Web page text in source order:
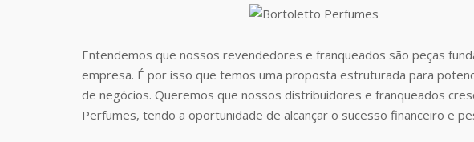
Entendemos que nossos revendedores e franqueados são peças
empresa. É por isso que temos uma proposta estruturada para
de negócios. Queremos que nossos distribuidores e franqueados
Perfumes, tendo a oportunidade de alcançar o sucesso financeiro e